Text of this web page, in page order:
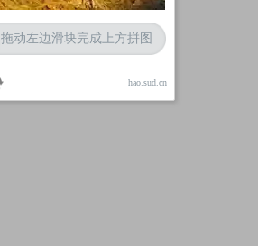
拖动左边滑块完成上方拼图
hao.sud.cn